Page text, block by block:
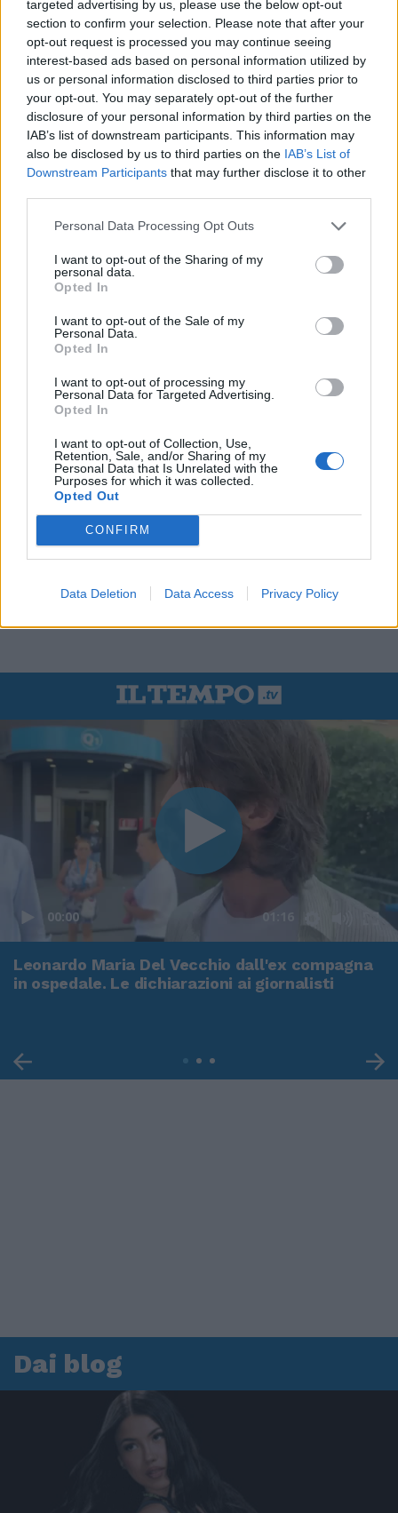
targeted advertising by us, please use the below opt-out
section to confirm your selection. Please note that after your
opt-out request is processed you may continue seeing
interest-based ads based on personal information utilized by
us or personal information disclosed to third parties prior to
your opt-out. You may separately opt-out of the further
disclosure of your personal information by third parties on the
IAB’s list of downstream participants. This information may
also be disclosed by us to third parties on the IAB’s List of
Downstream Participants that may further disclose it to other
Personal Data Processing Opt Outs
I want to opt-out of the Sharing of my
personal data.
Opted In
I want to opt-out of the Sale of my
Personal Data.
Opted In
I want to opt-out of processing my
Personal Data for Targeted Advertising.
Opted In
I want to opt-out of Collection, Use,
Retention, Sale, and/or Sharing of my
Personal Data that Is Unrelated with the
Purposes for which it was collected.
Opted Out
CONFIRM
Data Deletion Data Access Privacy Policy
00:00 01:16
Leonardo Maria Del Vecchio dall'ex compagna
in ospedale. Le dichiarazioni ai giornalisti
Dai blog